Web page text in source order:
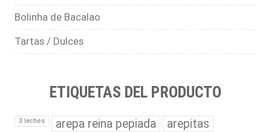
Bolinha de Bacalao
Tartas / Dulces
ETIQUETAS DEL PRODUCTO
3 leches arepa reina pepiada arepitas